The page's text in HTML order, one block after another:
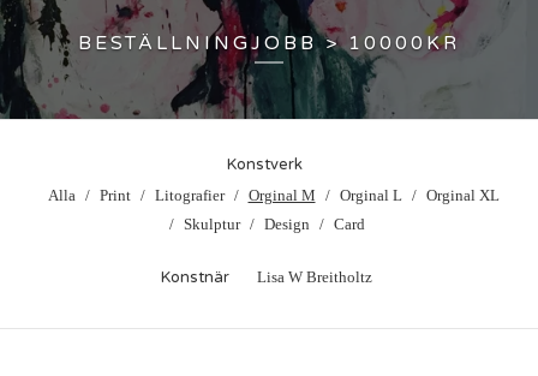
BESTÄLLNINGJOBB > 10000KR
Konstverk
Alla Print Litografier Orginal M Orginal L
Orginal XL
Skulptur
Design Card
Konstnär Lisa W Breitholtz